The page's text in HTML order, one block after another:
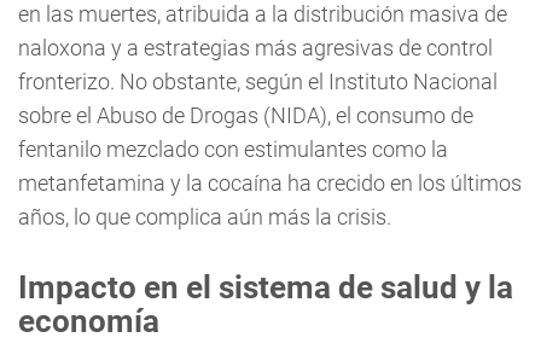
en las muertes, atribuida a la distribución masiva de
naloxona y a estrategias más agresivas de control
fronterizo. No obstante, según el Instituto Nacional
sobre el Abuso de Drogas (NIDA), el consumo de
fentanilo mezclado con estimulantes como la
metanfetamina y la cocaína ha crecido en los últimos
años, lo que complica aún más la crisis.
Impacto en el sistema de salud y la
economía